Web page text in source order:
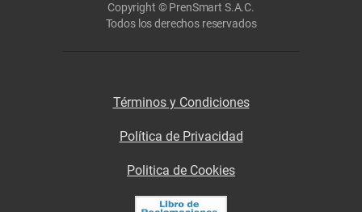
Copyright © PrenSmart S.A.C.
Todos los derechos reservados
Términos y Condiciones
Política de Privacidad
Politica de Cookies